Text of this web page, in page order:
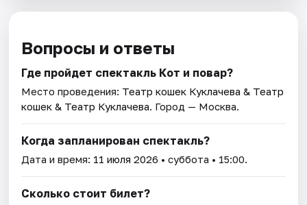
Вопросы и ответы
Где пройдет спектакль Кот и повар?
Место проведения: Театр кошек Куклачева & Театр
кошек & Театр Куклачева. Город — Москва.
Когда запланирован спектакль?
Дата и время: 11 июля 2026 • суббота • 15:00.
Сколько стоит билет?